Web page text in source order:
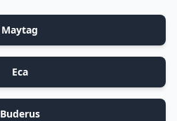
Maytag
Eca
Buderus